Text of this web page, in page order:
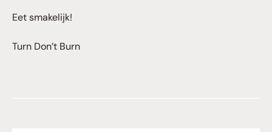
Eet smakelijk!
Turn Don’t Burn